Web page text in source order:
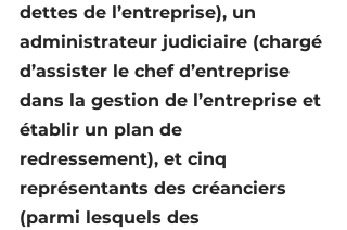
dettes de l’entreprise), un
administrateur judiciaire (chargé
d’assister le chef d’entreprise
dans la gestion de l’entreprise et
établir un plan de
redressement), et cinq
représentants des créanciers
(parmi lesquels des